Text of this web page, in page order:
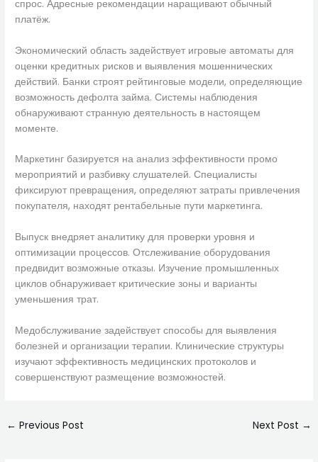
спрос. Адресные рекомендации наращивают обычный
платёж.
Экономический область задействует игровые автоматы для
оценки кредитных рисков и выявления мошеннических
действий. Банки строят рейтинговые модели, определяющие
возможность дефолта займа. Системы наблюдения
обнаруживают странную деятельность в настоящем
моменте.
Маркетинг базируется на анализ эффективности промо
мероприятий и разбивку слушателей. Специалисты
фиксируют превращения, определяют затраты привлечения
покупателя, находят рентабельные пути маркетинга.
Выпуск внедряет аналитику для проверки уровня и
оптимизации процессов. Отслеживание оборудования
предвидит возможные отказы. Изучение промышленных
циклов обнаруживает критические зоны и варианты
уменьшения трат.
Медобслуживание задействует способы для выявления
болезней и организации терапии. Клинические структуры
изучают эффективность медицинских протоколов и
совершенствуют размещение возможностей.
← Previous Post Next Post →